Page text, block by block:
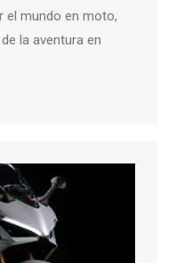
el mundo en moto,
la aventura en